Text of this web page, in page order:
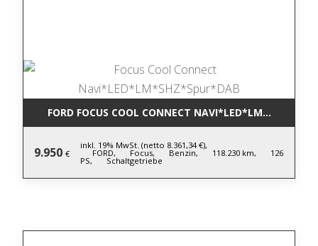
FORD FOCUS COOL CONNECT
9.950 €
inkl. 19% MwSt. (netto 8.361,34 €),
FORD, Focus, Benzin, 118.230 km, 126
PS, Schaltgetriebe